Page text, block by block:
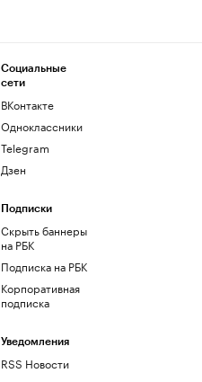
Социальные
сети
ВКонтакте
Одноклассники
Telegram
Дзен
Подписки
Скрыть баннеры
на РБК
Подписка на РБК
Корпоративная
подписка
Уведомления
RSS Новости